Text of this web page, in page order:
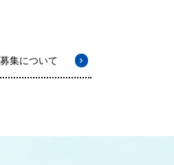
集について